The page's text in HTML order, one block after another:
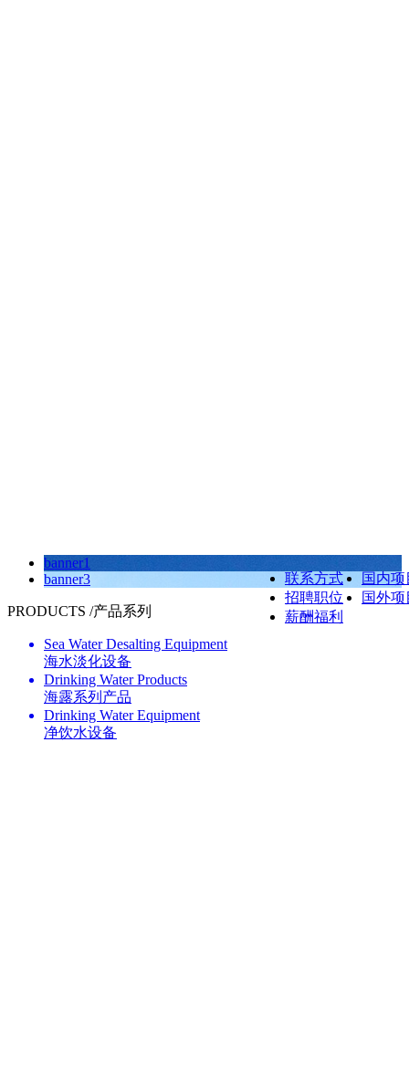
国内项
国外项
联系方式
招聘职位
薪酬福利
banner1
banner3
PRODUCTS /产品系列
Sea Water Desalting Equipment
海水淡化设备
Drinking Water Products
海露系列产品
Drinking Water Equipment
净饮水设备